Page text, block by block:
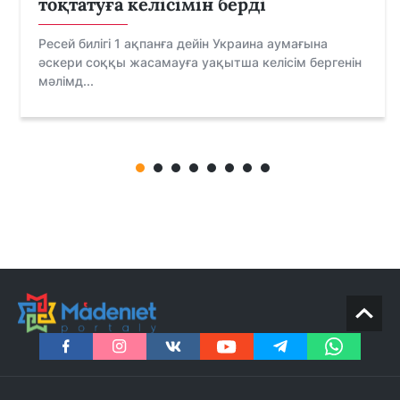
Ресей билігі 1 ақпанға дейін Украина аумағына
әскери соққы жасамауға уақытша келісім бергенін
мәлімд...